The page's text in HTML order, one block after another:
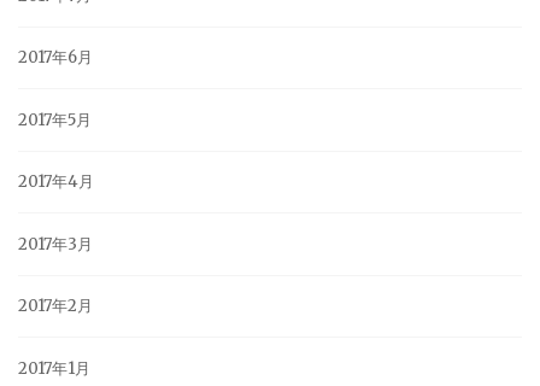
2017年6月
2017年5月
2017年4月
2017年3月
2017年2月
2017年1月